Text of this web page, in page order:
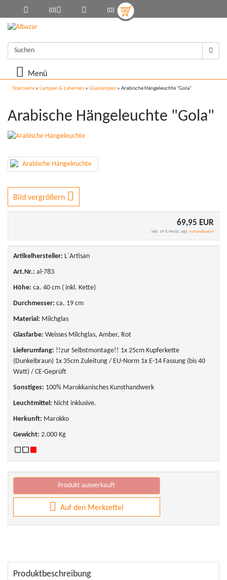
(0) (0)
Menü
Startseite » Lampen & Laternen » Glaslampen » Arabische Hängeleuchte "Gola"
Arabische Hängeleuchte "Gola"
Bild vergrößern
69,95 EUR
inkl. 19 % MwSt. zzgl. Versandkosten
Artikelhersteller: L`Artisan
Art.Nr.: al-783
Höhe: ca. 40 cm ( inkl. Kette)
Durchmesser: ca. 19 cm
Material: Milchglas
Glasfarbe: Weisses Milchglas, Amber, Rot
Lieferumfang: !!zur Selbstmontage!! 1x 25cm Kupferkette
(Dunkelbraun) 1x 35cm Zuleitung / EU-Norm 1x E-14 Fassung (bis 40
Watt) / CE-Geprüft
Sonstiges: 100% Marokkanisches Kunsthandwerk
Leuchtmittel: Nicht inklusive.
Herkunft: Marokko
Gewicht: 2.000 Kg
Produkt ausverkauft
Auf den Merkzettel
Produktbeschreibung